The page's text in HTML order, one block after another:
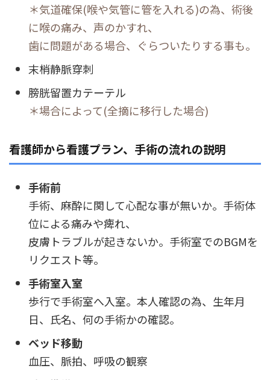
＊気道確保(喉や気管に管を入れる)の為、術後
に喉の痛み、声のかすれ、
歯に問題がある場合、ぐらついたりする事も。
末梢静脈穿刺
膀胱留置カテーテル
＊場合によって(全摘に移行した場合)
看護師から看護プラン、手術の流れの説明
手術前
手術、麻酔に関して心配な事が無いか。手術体
位による痛みや痺れ、
皮膚トラブルが起きないか。手術室でのBGMを
リクエスト等。
手術室入室
歩行で手術室へ入室。本人確認の為、生年月
日、氏名、何の手術かの確認。
ベッド移動
血圧、脈拍、呼吸の観察